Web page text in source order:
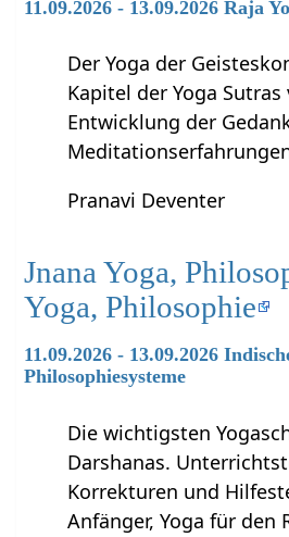
11.09.2026 - 13.09.2026 Raja
Der Yoga der
Kapitel der Yoga
Entwicklung der
Pranavi Deventer
Jnana Yoga,
Yoga, Philosophie
11.09.2026 - 13.09.2026
Philosophiesysteme
Die wichtigsten
Darshanas.
Korrekturen und
Anfänger, Yoga für den